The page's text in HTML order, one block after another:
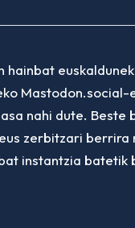
hainbat
nahi dute. Beste
zerbitzari
instantzia